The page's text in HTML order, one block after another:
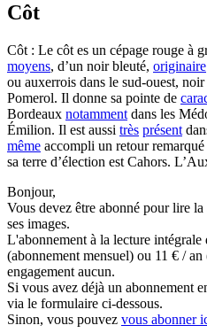
Côt
Côt : Le côt es un cépage rouge à
moyens, d’un noir bleuté, originaire
ou auxerrois dans le sud-ouest,
Pomerol. Il donne sa pointe de
Bordeaux notamment dans les
Émilion. Il est aussi très présent
même accompli un retour remarqué
sa terre d’élection est Cahors.
Bonjour,
Vous devez être abonné pour lire
ses images.
L'abonnement à la lecture intégrale
(abonnement mensuel) ou 11 € /
engagement aucun.
Si vous avez déjà un abonnement
via le formulaire ci-dessous.
Sinon, vous pouvez vous abonner